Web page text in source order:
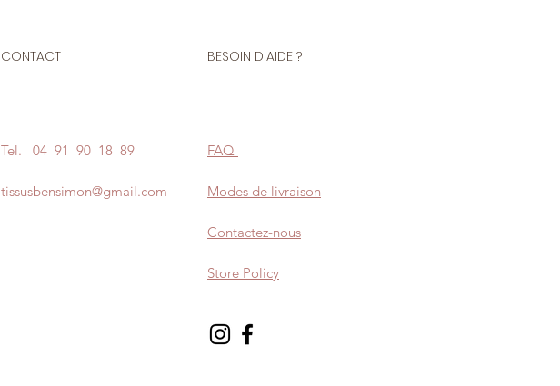
Envers en polaire tout doux.
CONTACT BESOIN D'AIDE ?
Tel. 04 91 90 18 89
tissusbensimon@gmail.com
FAQ
Modes de livraison
Contactez-nous
Store Policy